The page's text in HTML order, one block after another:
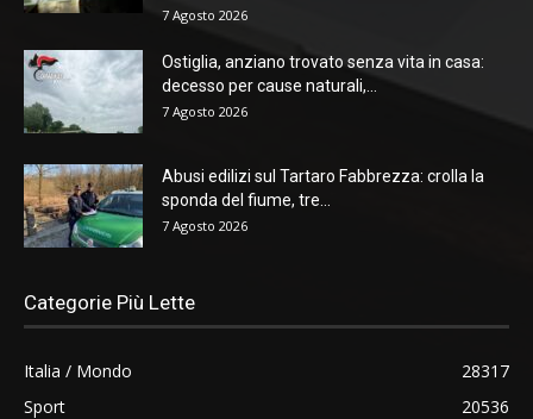
7 Agosto 2026
Ostiglia, anziano trovato senza vita in casa:
decesso per cause naturali,...
7 Agosto 2026
Abusi edilizi sul Tartaro Fabbrezza: crolla la
sponda del fiume, tre...
7 Agosto 2026
Categorie Più Lette
Italia / Mondo
28317
Sport
20536